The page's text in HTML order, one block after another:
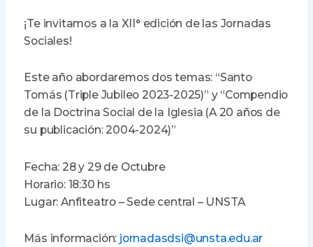
¡Te invitamos a la XII° edición de las Jornadas
Sociales!
Este año abordaremos dos temas: “Santo
Tomás (Triple Jubileo 2023-2025)” y “Compendio
de la Doctrina Social de la Iglesia (A 20 años de
su publicación: 2004-2024)”
Fecha: 28 y 29 de Octubre
Horario: 18:30 hs
Lugar: Anfiteatro – Sede central – UNSTA
Más información: jornadasdsi@unsta.edu.ar